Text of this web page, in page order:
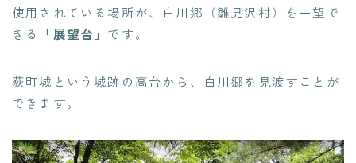
使用されている場所が、白川郷（雛見沢村）を一望で
きる
「展望台」 です。
荻町城という城跡の高台から、白川郷を見渡すことが
できます。